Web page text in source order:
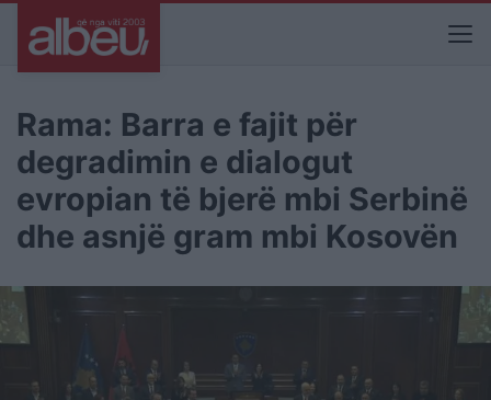
Rama: Barra e fajit për
degradimin e dialogut
evropian të bjerë mbi Serbinë
dhe asnjë gram mbi Kosovën